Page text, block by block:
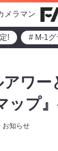
メラマン
! # M-1グ
ワ
ップ
お知らせ